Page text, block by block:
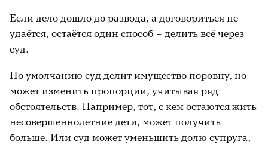
Если дело дошло до развода, а договориться не
удаётся, остаётся один способ – делить всё через
суд.
По умолчанию суд делит имущество поровну, но
может изменить пропорции, учитывая ряд
обстоятельств. Например, тот, с кем остаются жить
несовершеннолетние дети, может получить
больше. Или суд может уменьшить долю супруга,